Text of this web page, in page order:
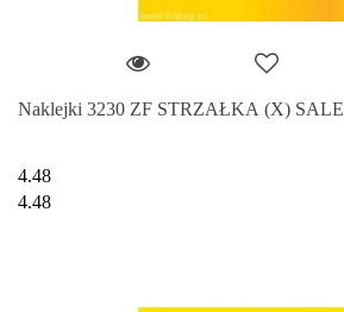
Naklejki 3230 ZF STRZAŁKA (X) SALE
4.48
4.48